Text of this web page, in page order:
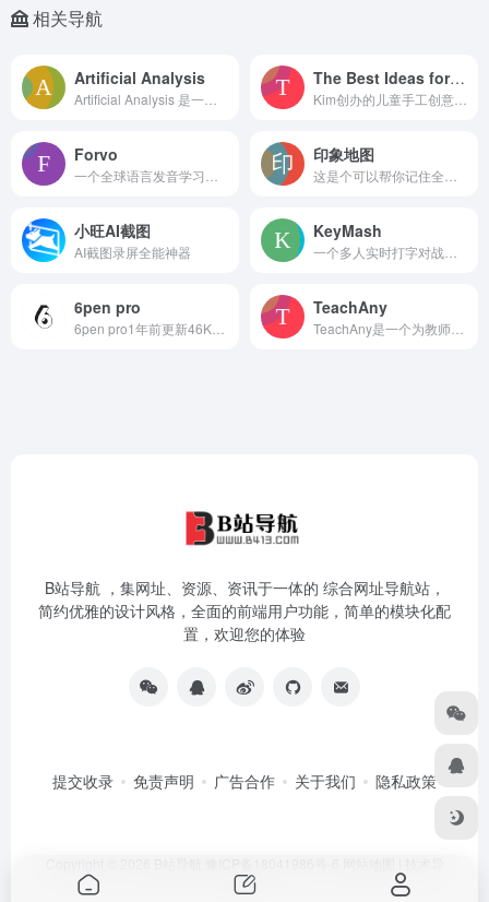
相关导航
Artificial Analysis The Best Ideas for Kids
Forvo 印象地图
小旺AI截图
AI截图录屏全能神器
KeyMash
6pen pro TeachAny
B站导航 ，集网址、资源、资讯于一体的 综合网址导航站，
简约优雅的设计风格，全面的前端用户功能，简单的模块化配
置，欢迎您的体验
提交收录 免责声明 广告合作 关于我们 隐私政策
航